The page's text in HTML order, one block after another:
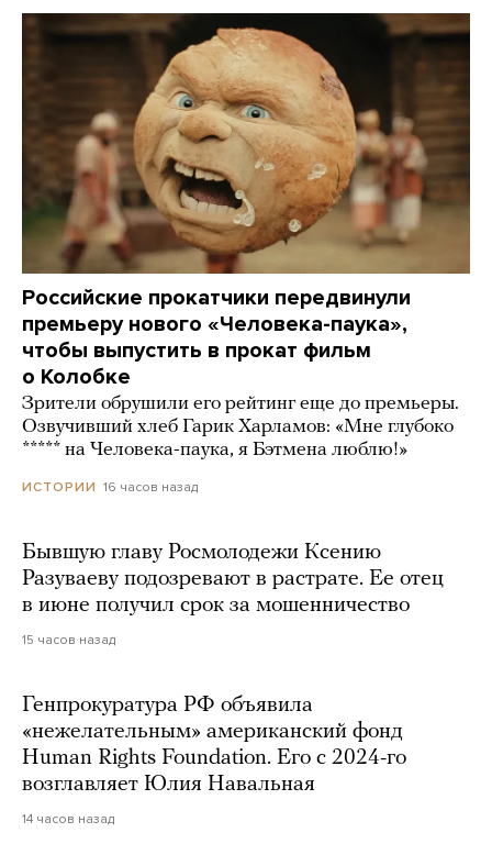
Российские прокатчики передвинули
премьеру нового «Человека-паука»,
чтобы выпустить в прокат фильм
о Колобке
Зрители обрушили его рейтинг еще до премьеры.
Озвучивший хлеб Гарик Харламов: «Мне глубоко
***** на Человека-паука, я Бэтмена люблю!»
ИСТОРИИ 16 часов назад
Бывшую главу Росмолодежи Ксению
Разуваеву подозревают в растрате. Ее отец
в июне получил срок за мошенничество
15 часов назад
Генпрокуратура РФ объявила
«нежелательным» американский фонд
Human Rights Foundation. Его с 2024-го
возглавляет Юлия Навальная
14 часов назад